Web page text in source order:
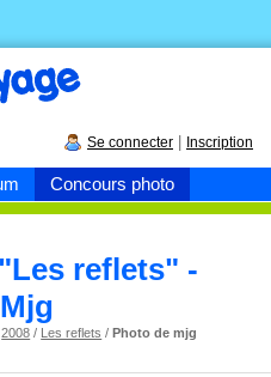
Concours photo
Se connecter Inscription
reflets" -
2008 / Les reflets /Photo de mjg